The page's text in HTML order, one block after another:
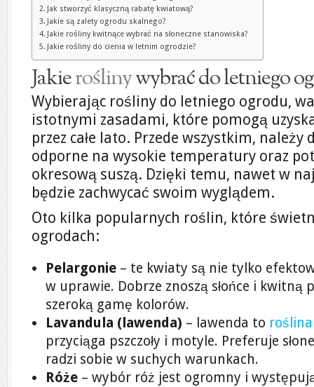
Jak stworzyć klasyczną rabatę kwiatową?
Jakie są zalety ogrodu skalnego?
Jakie rośliny kwitnące wybrać na słoneczne stanowiska?
Jakie rośliny do cienia w letnim ogrodzie?
Jakieroślinywybrać do letniego
Wybierając rośliny do letniego ogrodu,
istotnymi zasadami, które pomogą
przez całe lato. Przede wszystkim,
odporne na wysokie temperatury oraz
okresową suszą. Dzięki temu, nawet w
będzie zachwycać swoim wyglądem.
Oto kilka popularnych roślin, które
ogrodach:
Pelargonie – te kwiaty są nie tylko
w uprawie. Dobrze znoszą słońce i kwitną
szeroką gamę kolorów.
Lavandula (lawenda) – lawenda to roślina
przyciąga pszczoły i motyle. Preferuje
radzi sobie w suchych warunkach.
Róże – wybór róż jest ogromny i